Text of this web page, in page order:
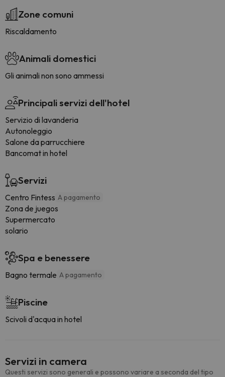
Zone comuni
Riscaldamento
Animali domestici
Gli animali non sono ammessi
Principali servizi dell'hotel
Servizio di lavanderia
Autonoleggio
Salone da parrucchiere
Bancomat in hotel
Servizi
Centro Fintess A pagamento
Zona de juegos
Supermercato
solario
Spa e benessere
Bagno termale A pagamento
Piscine
Scivoli d'acqua in hotel
Servizi in camera
Questi servizi sono generali e possono variare a seconda del tipo